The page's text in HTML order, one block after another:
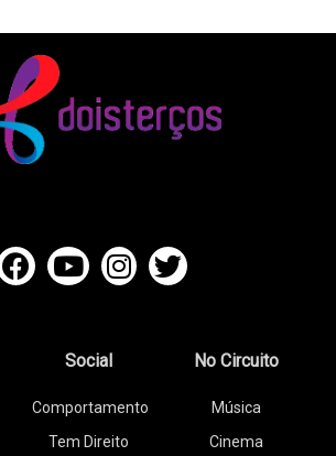
Social
Comportamento
Tem Direito
No Circuito
Música
Cinema